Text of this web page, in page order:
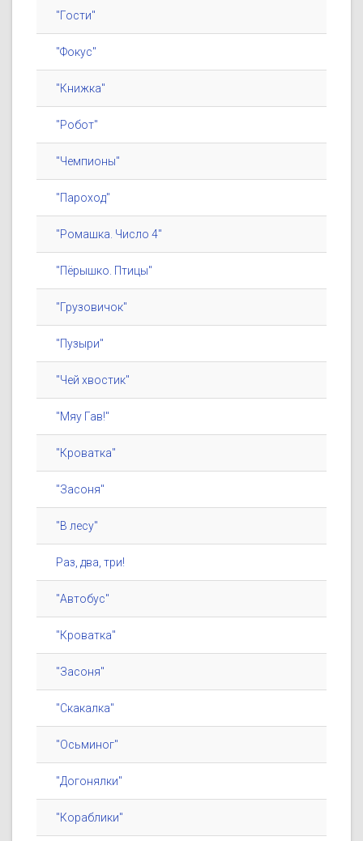
"Гости"
"Фокус"
"Книжка"
"Робот"
"Чемпионы"
"Пароход"
"Ромашка. Число 4"
"Пёрышко. Птицы"
"Грузовичок"
"Пузыри"
"Чей хвостик"
"Мяу Гав!"
"Кроватка"
"Засоня"
"В лесу"
Раз, два, три!
"Автобус"
"Кроватка"
"Засоня"
"Скакалка"
"Осьминог"
"Догонялки"
"Кораблики"